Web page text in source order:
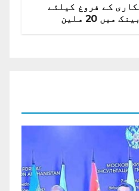
کے فروغ کیلئے
موبی لنک بینک میں 20 ملین